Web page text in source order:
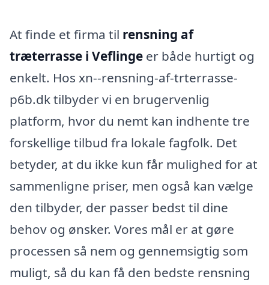
At finde et firma til rensning af
træterrasse i Veflinge er både hurtigt og
enkelt. Hos xn--rensning-af-trterrasse-
p6b.dk tilbyder vi en brugervenlig
platform, hvor du nemt kan indhente tre
forskellige tilbud fra lokale fagfolk. Det
betyder, at du ikke kun får mulighed for at
sammenligne priser, men også kan vælge
den tilbyder, der passer bedst til dine
behov og ønsker. Vores mål er at gøre
processen så nem og gennemsigtig som
muligt, så du kan få den bedste rensning